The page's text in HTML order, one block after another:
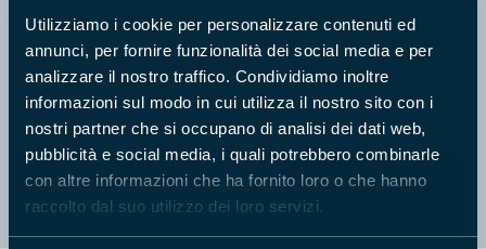
Utilizziamo i cookie per personalizzare contenuti ed
annunci, per fornire funzionalità dei social media e per
analizzare il nostro traffico. Condividiamo inoltre
informazioni sul modo in cui utilizza il nostro sito con i
nostri partner che si occupano di analisi dei dati web,
pubblicità e social media, i quali potrebbero combinarle
con altre informazioni che ha fornito loro o che hanno
raccolto dal suo utilizzo dei loro servizi.
Monti Ausoni e Lago di Fondi
Monti Ausoni meridionali
Sugherete di S. Vito e Valle Marina